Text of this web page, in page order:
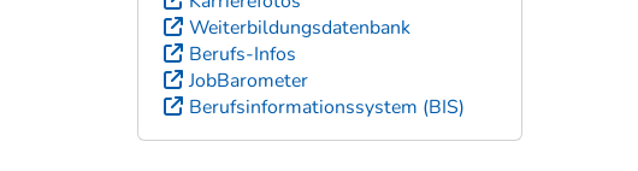
Weiterbildungsdatenbank
Berufs-Infos
JobBarometer
Berufsinformationssystem (BIS)